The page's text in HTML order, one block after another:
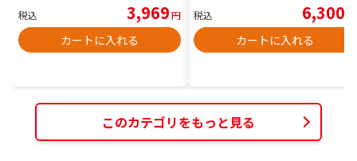
税込 3,969円
カートに入れる
税込 6,300
カートに入れる
このカテゴリをもっと見る